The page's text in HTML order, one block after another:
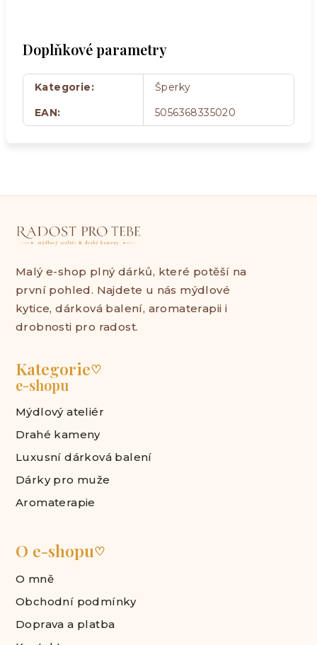
Doplňkové parametry
Kategorie:
Šperky
EAN: 5056368335020
Malý e-shop plný dárků, které potěší na
první pohled. Najdete u nás mýdlové
kytice, dárková balení, aromaterapii i
drobnosti pro radost.
Kategorie♡
e-shopu
Mýdlový ateliér
Drahé kameny
Luxusní dárková balení
Dárky pro muže
Aromaterapie
O e-shopu♡
O mně
Obchodní podmínky
Doprava a platba